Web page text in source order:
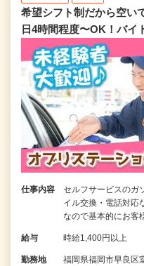
希望シフト制だから空い
日4時間程度〜OK！バイ
仕事内容
セルフサービスのガ
イル交換・電話対応
なので基本的にお客
給与 時給1,400円以上
勤務地
福岡県福岡市早良区